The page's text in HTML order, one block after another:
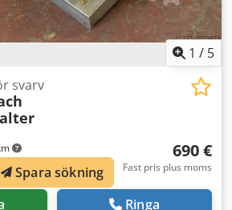
1 / 5
svarv
690 €
Fast pris plus moms
Ringa
Spara sökning